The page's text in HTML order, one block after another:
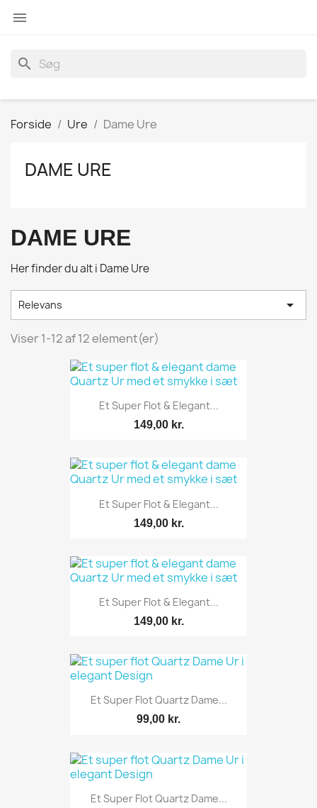

search
Forside Ure Dame Ure
DAME URE
DAME URE
Her finder du alt i Dame Ure
Relevans 
Viser 1-12 af 12 element(er)
Et Super Flot & Elegant...
149,00 kr.
Et Super Flot & Elegant...
149,00 kr.
Et Super Flot & Elegant...
149,00 kr.
Et Super Flot Quartz Dame...
99,00 kr.
Et Super Flot Quartz Dame...